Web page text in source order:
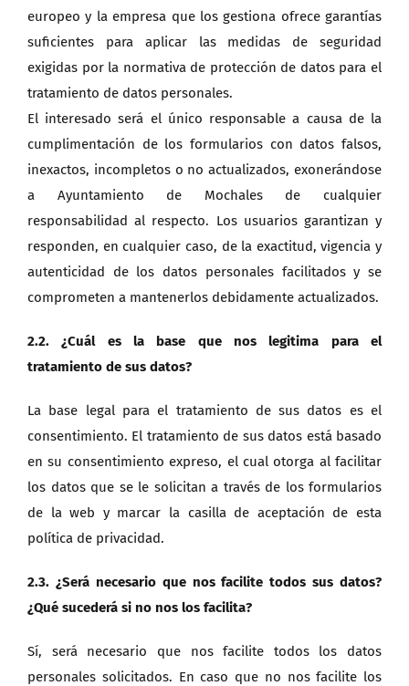
europeo y la empresa que los gestiona ofrece garantías
suficientes para aplicar las medidas de seguridad
exigidas por la normativa de protección de datos para el
tratamiento de datos personales.
El interesado será el único responsable a causa de la
cumplimentación de los formularios con datos falsos,
inexactos, incompletos o no actualizados, exonerándose
a Ayuntamiento de Mochales de cualquier
responsabilidad al respecto. Los usuarios garantizan y
responden, en cualquier caso, de la exactitud, vigencia y
autenticidad de los datos personales facilitados y se
comprometen a mantenerlos debidamente actualizados.
2.2. ¿Cuál es la base que nos legitima para el
tratamiento de sus datos?
La base legal para el tratamiento de sus datos es el
consentimiento. El tratamiento de sus datos está basado
en su consentimiento expreso, el cual otorga al facilitar
los datos que se le solicitan a través de los formularios
de la web y marcar la casilla de aceptación de esta
política de privacidad.
2.3. ¿Será necesario que nos facilite todos sus datos?
¿Qué sucederá si no nos los facilita?
Sí, será necesario que nos facilite todos los datos
personales solicitados. En caso que no nos facilite los